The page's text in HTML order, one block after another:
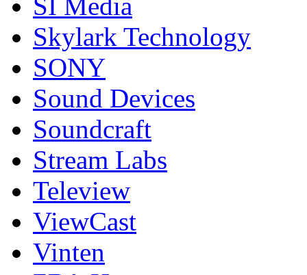
SI Media
Skylark Technology
SONY
Sound Devices
Soundcraft
Stream Labs
Teleview
ViewCast
Vinten